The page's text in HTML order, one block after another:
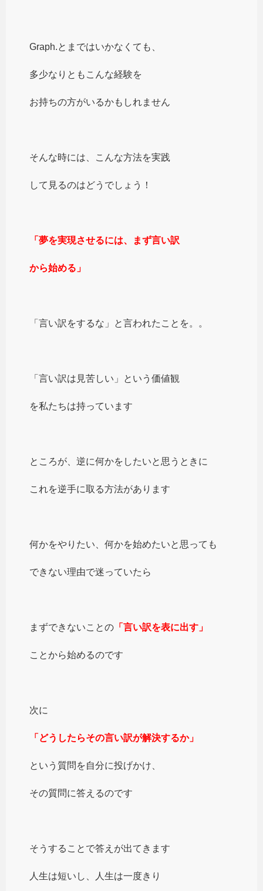
Graph.とまではいかなくても、
多少なりともこんな経験を
お持ちの方がいるかもしれません
そんな時には、こんな方法を実践
して見るのはどうでしょう！
「夢を実現させるには、まず言い訳
から始める」
「言い訳をするな」と言われたことを。。
「言い訳は見苦しい」という価値観
を私たちは持っています
ところが、逆に何かをしたいと思うときに
これを逆手に取る方法があります
何かをやりたい、何かを始めたいと思っても
できない理由で迷っていたら
まずできないことの 「言い訳を表に出す」
ことから始めるのです
次に
「どうしたらその言い訳が解決するか」
という質問を自分に投げかけ、
その質問に答えるのです
そうすることで答えが出てきます
人生は短いし、人生は一度きり